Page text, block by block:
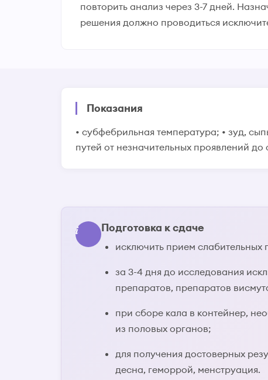
повторить анализ через 3-7 дней.
решения должно проводиться
Показания
• субфебрильная температура; • зуд,
путей от незначительных проявлений
Подготовка к сдаче
исключить прием слабительных
за 3-4 дня до исследования
препаратов, препаратов
при сборе кала в контейнер,
из половых органов;
для получения достоверных
десна, геморрой, менструация.